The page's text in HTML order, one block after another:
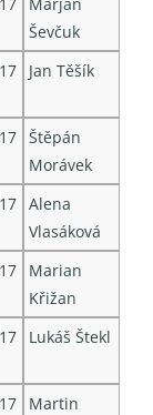
Ševčuk
Jan Těšík
Štěpán
Morávek
Alena
Vlasáková
Marian
Křižan
Lukáš Štekl
Martin